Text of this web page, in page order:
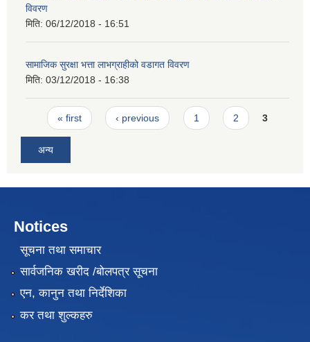
विवरण
मिति: 06/12/2018 - 16:51
सामाजिक सुरक्षा भत्ता लाभग्राहीको वडागत विवरण
मिति: 03/12/2018 - 16:38
Pages
« first ‹ previous 1 2 3
अन्य
Notices
सूचना तथा समाचार
सार्वजनिक खरीद /बोलपत्र सूचना
एन, कानुन तथा निर्देशिका
कर तथा शुल्कहरु